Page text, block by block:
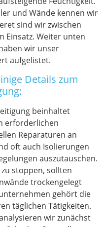
und Wände kennen wir
sind wir zwischen
Einsatz. Weiter unten
wir unser
aufgelistet.
Details zum
beinhaltet
erforderlichen
Reparaturen an
oft auch Isolierungen
auszutauschen.
stoppen, sollten
trockengelegt
gehört die
täglichen Tätigkeiten.
wir zunächst